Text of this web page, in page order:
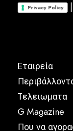
Privacy Policy |
Εταιρεία
Tελειωματα
G Magazine
Που να